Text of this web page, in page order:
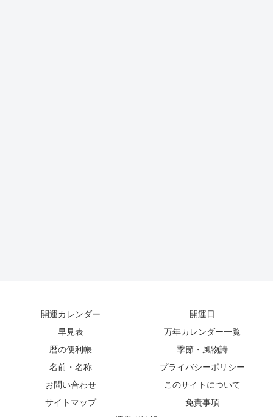
開運カレンダー
開運日
早見表
万年カレンダー一覧
暦の便利帳
季節・風物詩
名前・名称
プライバシーポリシー
お問い合わせ
このサイトについて
サイトマップ
免責事項